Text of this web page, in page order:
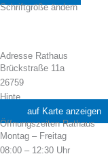
Schriftgröße ändern
Adresse Rathaus
Brückstraße 11a
26759
Hinte
auf Karte anzeigen
Öffnungszeiten Rathaus
Montag – Freitag
08:00 – 12:30 Uhr